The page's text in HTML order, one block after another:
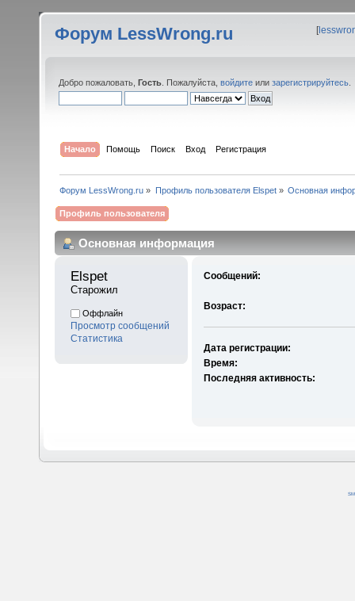
Форум LessWrong.ru [
Добро пожаловать, Гость . Пожалуйста, войдите или зарегистрируйтесь
Начало Помощь Поиск Вход Регистрация
Форум LessWrong.ru » Профиль пользователя Elspet» Основная
Профиль пользователя
Основная информация
Elspet
Старожил
Оффлайн
Просмотр сообщений
Статистика
Сообщений:
Возраст:
Дата регистрации:
Время:
Последняя активность: